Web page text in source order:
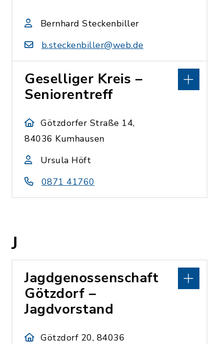
Bernhard Steckenbiller
b.steckenbiller@web.de
Geselliger Kreis –
Seniorentreff
Götzdorfer Straße 14,
84036 Kumhausen
Ursula Höft
0871 41760
J
Jagdgenossenschaft
Götzdorf –
Jagdvorstand
Götzdorf 20, 84036